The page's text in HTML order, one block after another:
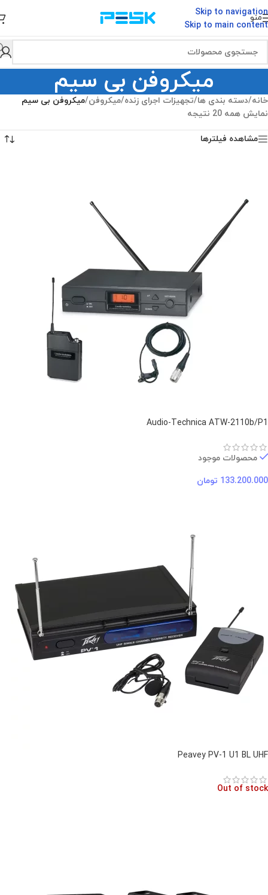
Skip to navigation
Skip to main content
منو
میکروفن بی سیم
خانه/دسته بندی ها/تجهیزات اجرای زنده/میکروفن/میکروفن بی سیم
نمایش همه 20 نتیجه
مشاهده فیلترها
Audio-Technica ATW-2110b/P1
محصولات موجود
133.200.000 تومان
Peavey PV-1 U1 BL UHF
Out of stock